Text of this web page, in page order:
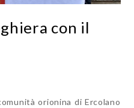
con il
orionina di Ercolano